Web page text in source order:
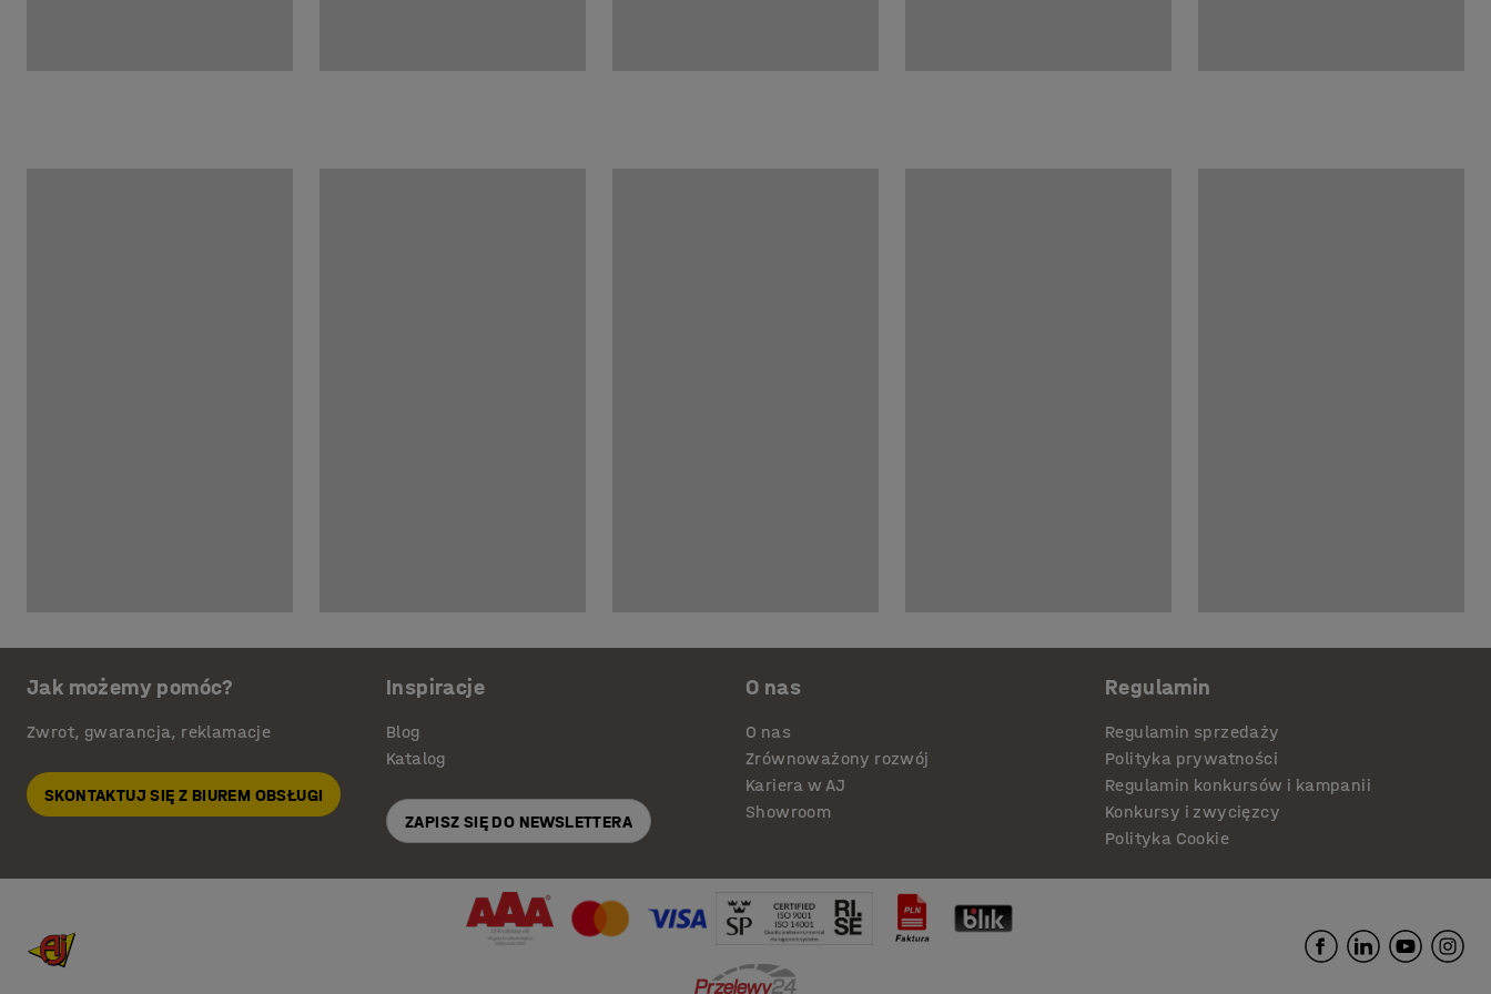
Jak możemy pomóc?
Zwrot, gwarancja, reklamacje
SKONTAKTUJ SIĘ Z BIUREM OBSŁUGI
Inspiracje
Blog
Katalog
ZAPISZ SIĘ DO NEWSLETTERA
O nas
O nas
Zrównoważony rozwój
Kariera w AJ
Showroom
Regulamin
Regulamin sprzedaży
Polityka prywatności
Regulamin konkursów i kampanii
Konkursy i zwycięzcy
Polityka Cookie